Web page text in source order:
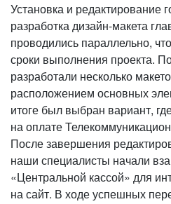
Установка и редактирование
разработка дизайн-макета
проводились параллельно,
сроки выполнения проекта.
разработали несколько
расположением основных
итоге был выбран вариант,
на оплате
После завершения
наши специалисты начали
«Центральной кассой» для
на сайт. В ходе успешных